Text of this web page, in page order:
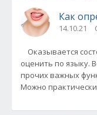
Как
14.10.21
Оказывается
оценить по языку.
прочих важных
Можно практически